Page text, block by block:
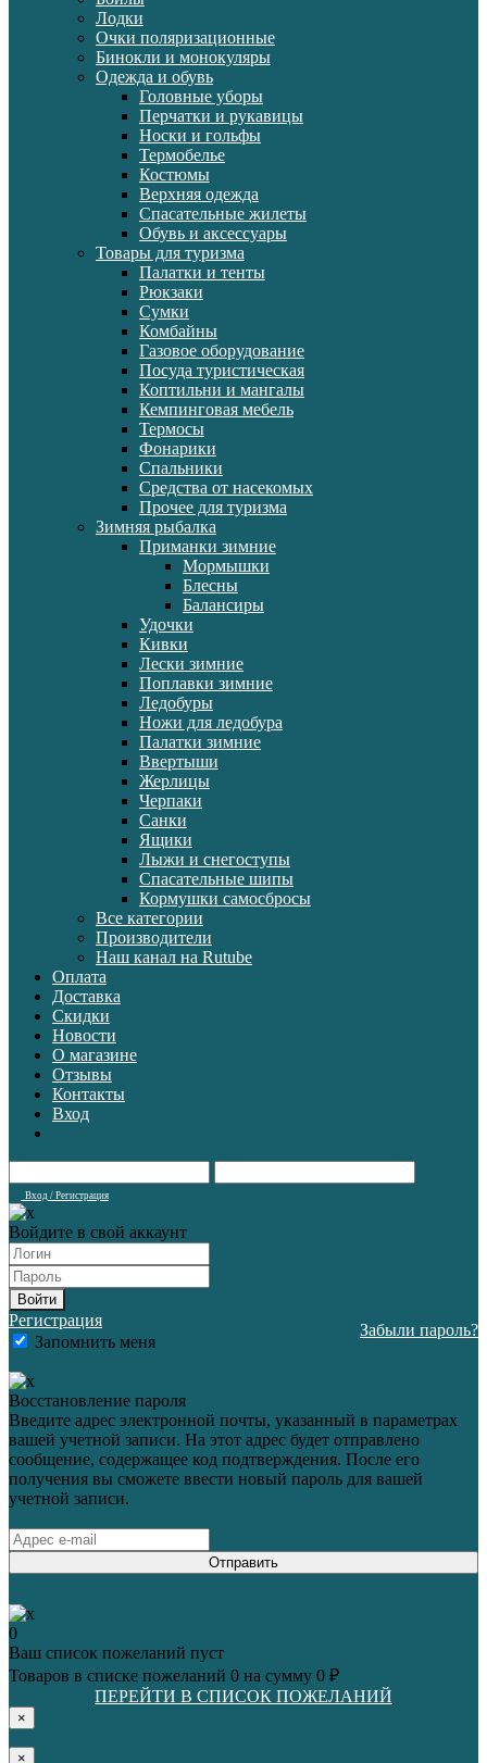
Лодки
Очки поляризационные
Бинокли и монокуляры
Одежда и обувь
Головные уборы
Перчатки и рукавицы
Носки и гольфы
Термобелье
Костюмы
Верхняя одежда
Спасательные жилеты
Обувь и аксессуары
Товары для туризма
Палатки и тенты
Рюкзаки
Сумки
Комбайны
Газовое оборудование
Посуда туристическая
Коптильни и мангалы
Кемпинговая мебель
Термосы
Фонарики
Спальники
Средства от насекомых
Прочее для туризма
Зимняя рыбалка
Приманки зимние
Мормышки
Блесны
Балансиры
Удочки
Кивки
Лески зимние
Поплавки зимние
Ледобуры
Ножи для ледобура
Палатки зимние
Ввертыши
Жерлицы
Черпаки
Санки
Ящики
Лыжи и снегоступы
Спасательные шипы
Кормушки самосбросы
Все категории
Производители
Наш канал на Rutube
Оплата
Доставка
Скидки
Новости
О магазине
Отзывы
Контакты
Вход
Вход / Регистрация
Войдите в свой аккаунт
Войти
Регистрация
Запомнить меня
Забыли пароль?
Восстановление пароля
Введите адрес электронной почты, указанный в параметрах
вашей учетной записи. На этот адрес будет отправлено
сообщение, содержащее код подтверждения. После его
получения вы сможете ввести новый пароль для вашей
учетной записи.
Отправить
0
Ваш список пожеланий пуст
Товаров в списке пожеланий 0 на сумму 0 ₽
ПЕРЕЙТИ В СПИСОК ПОЖЕЛАНИЙ
×
×